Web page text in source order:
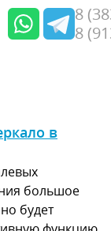
8
8
в
большое
будет